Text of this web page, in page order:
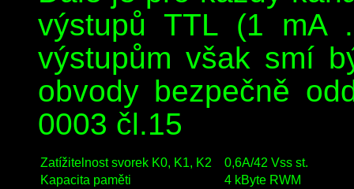
výstupů TTL (1
výstupům však smí
obvody bezpečně
0003 čl.15
Zatížitelnost svorek K0, K1, K2
0,6A/42 Vss st.
Kapacita paměti
4 kByte RWM